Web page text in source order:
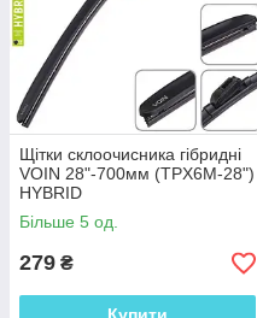
Щітки склоочисника гібридні
VOIN 28"-700мм (TPX6M-28")
HYBRID
Більше 5 од.
279 ₴